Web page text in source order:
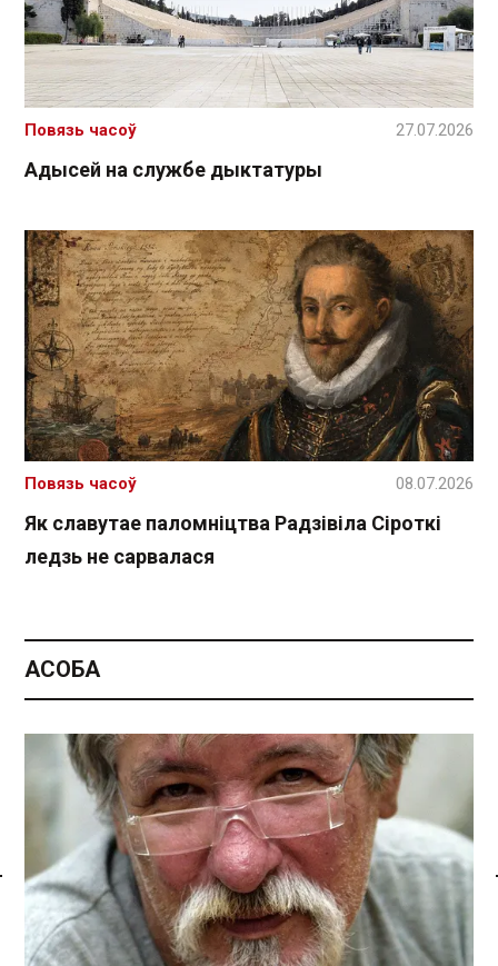
Спасылка без VPN
Адысей на службе дыктатуры
Повязь часоў 27.07.2026
Як славутае паломніцтва Радзівіла Сіроткі
ледзь не сарвалася
Повязь часоў 08.07.2026
АСОБА